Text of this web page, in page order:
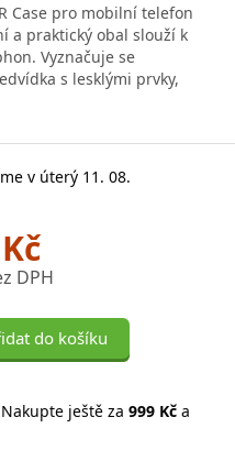
Case pro mobilní telefon
a praktický obal slouží k
Vyznačuje se
s lesklými prvky,
v úterý 11. 08.
DPH
do košíku
ještě za 999 Kč a